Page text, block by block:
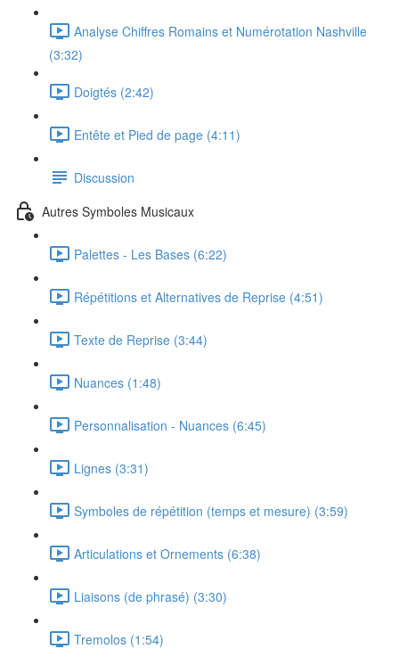
Analyse Chiffres Romains et Numérotation Nashville
(3:32)
Doigtés (2:42)
Entête et Pied de page (4:11)
Discussion
Autres Symboles Musicaux
Palettes - Les Bases (6:22)
Répétitions et Alternatives de Reprise (4:51)
Texte de Reprise (3:44)
Nuances (1:48)
Personnalisation - Nuances (6:45)
Lignes (3:31)
Symboles de répétition (temps et mesure) (3:59)
Articulations et Ornements (6:38)
Liaisons (de phrasé) (3:30)
Tremolos (1:54)